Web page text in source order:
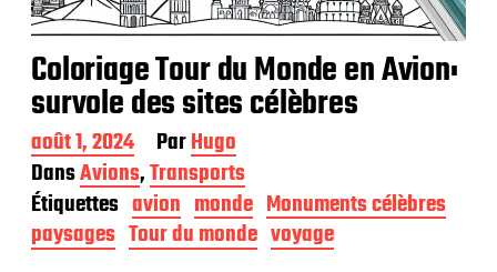
Coloriage Tour du Monde en Avion:
survole des sites célèbres
D
a
t
e
d
e
août 1, 2024 ParHugo
DansAvions,Transports
Étiquettes avion monde Monuments célèbres
paysages Tour du monde voyage